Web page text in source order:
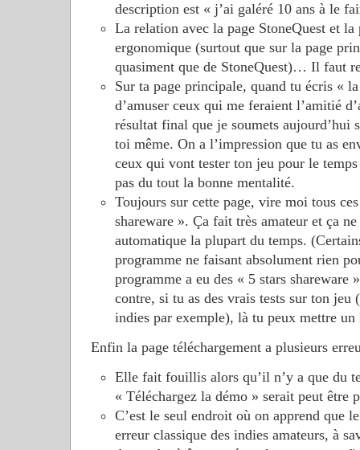
description est « j’ai galéré 10 ans à le
La relation avec la page StoneQuest et la
ergonomique (surtout que sur la page
quasiment que de StoneQuest)… Il faut
Sur ta page principale, quand tu écris «
d’amuser ceux qui me feraient l’amitié
résultat final que je soumets aujourd’hui
toi même. On a l’impression que tu as
ceux qui vont tester ton jeu pour le
pas du tout la bonne mentalité.
Toujours sur cette page, vire moi tous
shareware ». Ça fait très amateur et ça
automatique la plupart du temps.
programme ne faisant absolument rien
programme a eu des « 5 stars
contre, si tu as des vrais tests sur ton jeu
indies par exemple), là tu peux mettre un
Enfin la page téléchargement a plusieurs
Elle fait fouillis alors qu’il n’y a que du
« Téléchargez la démo » serait peut être
C’est le seul endroit où on apprend que
erreur classique des indies amateurs, à